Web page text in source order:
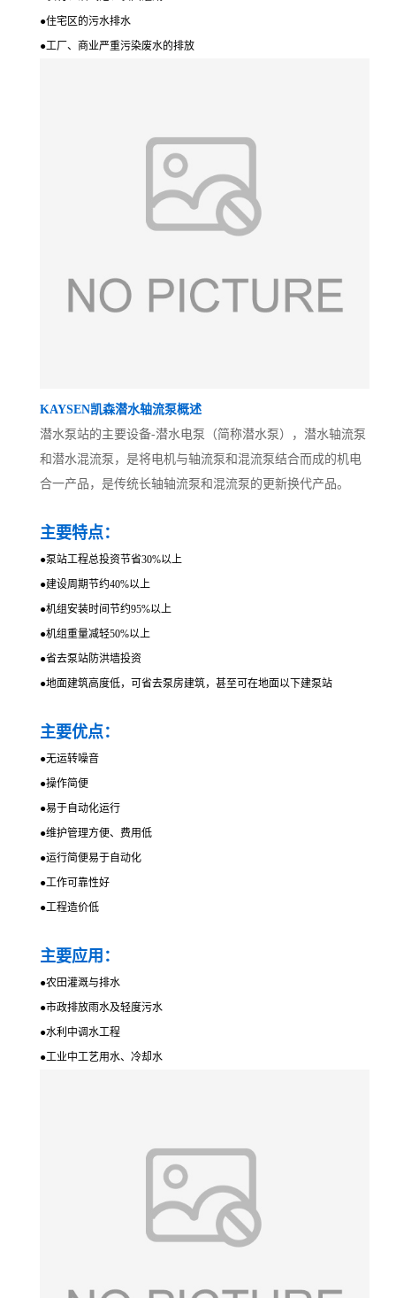
●住宅区的污水排水
●工厂、商业严重污染废水的排放
KAYSEN凯森潜水轴流泵概述
潜水泵站的主要设备-潜水电泵（简称潜水泵），潜水轴流泵
和潜水混流泵，是将电机与轴流泵和混流泵结合而成的机电
合一产品，是传统长轴轴流泵和混流泵的更新换代产品。
主要特点：
●泵站工程总投资节省30%以上
●建设周期节约40%以上
●机组安装时间节约95%以上
●机组重量减轻50%以上
●省去泵站防洪墙投资
●地面建筑高度低，可省去泵房建筑，甚至可在地面以下建泵站
主要优点：
●无运转噪音
●操作简便
●易于自动化运行
●维护管理方便、费用低
●运行简便易于自动化
●工作可靠性好
●工程造价低
主要应用：
●农田灌溉与排水
●市政排放雨水及轻度污水
●水利中调水工程
●工业中工艺用水、冷却水